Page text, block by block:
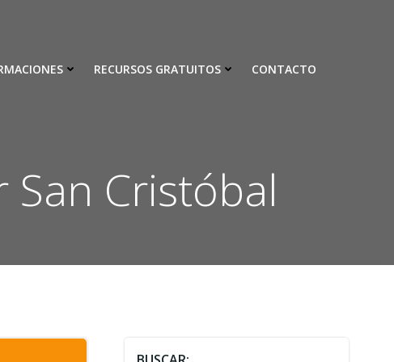
RECURSOS GRATUITOS CONTACTO
Cristóbal